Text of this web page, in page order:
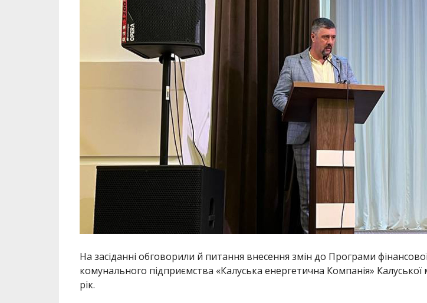
На засіданні обговорили й питання внесення змін до Програми
комунального підприємства «Калуська енергетична Компанія» Калуської
рік.